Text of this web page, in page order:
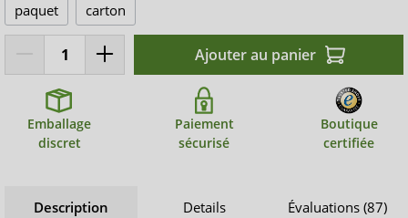
paquet
carton
Ajouter au panier
Emballage
discret
Paiement
sécurisé
Boutique
certifiée
Description Details Évaluations (87)